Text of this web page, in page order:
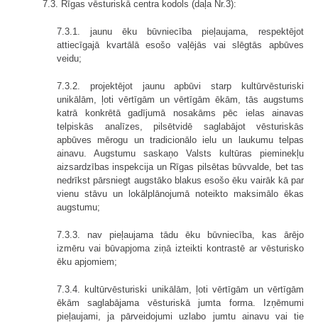
7.3. Rīgas vēsturiskā centra kodols (daļa Nr.3):
7.3.1. jaunu ēku būvniecība pieļaujama, respektējot
attiecīgajā kvartālā esošo vaļējās vai slēgtās apbūves
veidu;
7.3.2. projektējot jaunu apbūvi starp kultūrvēsturiski
unikālām, ļoti vērtīgām un vērtīgām ēkām, tās augstums
katrā konkrētā gadījumā nosakāms pēc ielas ainavas
telpiskās analīzes, pilsētvidē saglabājot vēsturiskās
apbūves mērogu un tradicionālo ielu un laukumu telpas
ainavu. Augstumu saskaņo Valsts kultūras pieminekļu
aizsardzības inspekcija un Rīgas pilsētas būvvalde, bet tas
nedrīkst pārsniegt augstāko blakus esošo ēku vairāk kā par
vienu stāvu un lokālplānojumā noteikto maksimālo ēkas
augstumu;
7.3.3. nav pieļaujama tādu ēku būvniecība, kas ārējo
izmēru vai būvapjoma ziņā izteikti kontrastē ar vēsturisko
ēku apjomiem;
7.3.4. kultūrvēsturiski unikālām, ļoti vērtīgām un vērtīgām
ēkām saglabājama vēsturiskā jumta forma. Izņēmumi
pieļaujami, ja pārveidojumi uzlabo jumtu ainavu vai tie